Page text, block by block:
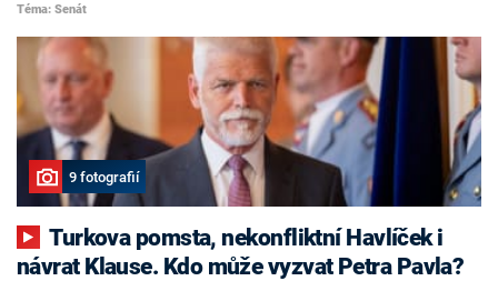
Téma: Senát
9 fotografií
Turkova pomsta, nekonfliktní Havlíček i
návrat Klause. Kdo může vyzvat Petra Pavla?